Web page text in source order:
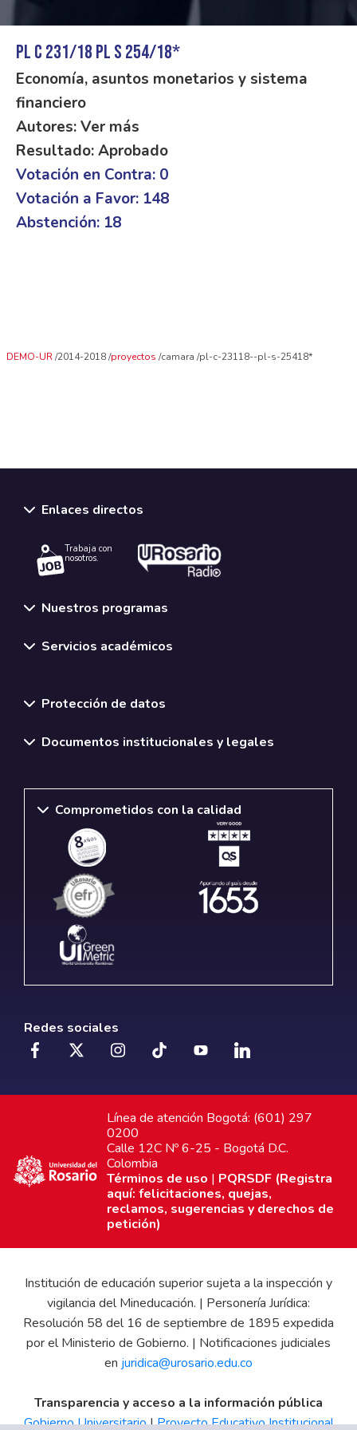
PL C 231/18 PL S 254/18*
Economía, asuntos monetarios y sistema
financiero
Autores: Ver más
Resultado: Aprobado
Votación en Contra: 0
Votación a Favor: 148
Abstención: 18
DEMO-UR 2014-2018 proyectos camara pl-c-23118--pl-s-25418*
Enlaces directos
Trabaja con
nosotros.
Nuestros programas
Servicios académicos
Protección de datos
Documentos institucionales y legales
Comprometidos con la calidad
Redes sociales
Línea de atención Bogotá: (601) 297
0200
Calle 12C Nº 6-25 - Bogotá D.C.
Colombia
Términos de uso | PQRSDF (Registra
aquí: felicitaciones, quejas,
reclamos, sugerencias y derechos de
petición)
Institución de educación superior sujeta a la inspección y
vigilancia del Mineducación. | Personería Jurídica:
Resolución 58 del 16 de septiembre de 1895 expedida
por el Ministerio de Gobierno. | Notificaciones judiciales
en juridica@urosario.edu.co
Transparencia y acceso a la información pública
Gobierno Universitario|Proyecto Educativo Institucional